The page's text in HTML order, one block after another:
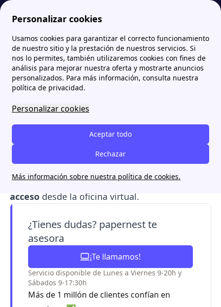
Personalizar cookies
Usamos cookies para garantizar el correcto funcionamiento
de nuestro sitio y la prestación de nuestros servicios. Si
nos lo permites, también utilizaremos cookies con fines de
análisis para mejorar nuestra oferta y mostrarte anuncios
personalizados. Para más información, consulta nuestra
política de privacidad.
Personalizar cookies
Aceptar todo
Rechazar
Más información sobre nuestra política de cookies.
Papernest.es MoreWekiwi Área Cliente Wekiwi: acceso, registro y gestiones online
Área Cliente Wekiwi:
acceso, registro y
gestiones online
En elÁrea de Clientes de Wekiwi (ahora de
Plenitude)
puedes realizar trámites como
gestionar tus tarifas energéticas y facturas
estas gestiones y comoresolver problemas de
acceso desde la oficina virtual.
¿Tienes dudas? papernest te
asesora
¡Te llamamos!
Servicio disponible de Lunes a Viernes 9-20h y
Sábados 9-17:30h
Más de 1 millón de clientes confían en